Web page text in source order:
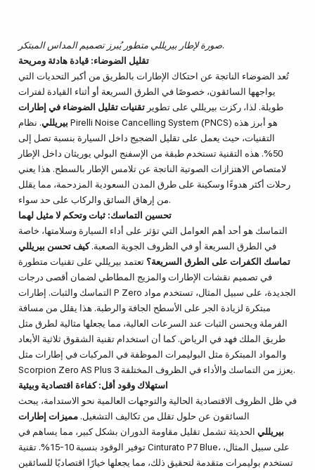
صورة لإطار بيريللي متطور يُبرز تصميم المداس المبتكر.
تقليل الضوضاء: قيادة هادئة ومريحة
تُعد الضوضاء الناتجة عن احتكاك الإطارات بالطريق من أكبر التحديات التي
يواجهها السائقون، خصوصًا في الطرق السريعة أو أثناء القيادة لفترات
طويلة. لذا، ركزت بيريللي على تطويرتقنيات تقليل الضوضاء في إطارات
بيريللي. نظام Pirelli Noise Cancelling System (PNCS) هو أبرز هذه
التقنيات، حيث يعمل على تقليل الضجيج داخل السيارة بنسبة تصل إلى
50%. هذه التقنية تستخدم طبقة من الإسفنج البولي يوريثان داخل الإطار
لامتصاص الاهتزازات الصوتية الناتجة عن تلامس الإطار بالسطح. هذا يعني
رحلات أكثر هدوءًا وسكينة على طرق المدن السعودية المزدحمة، مما يقلل
من إرهاق السائق والركاب على حد سواء.
تحسين التماسك: ثبات وتحكم لا مثيل لهما
التماسك هو أحد أهم العوامل التي تؤثر على أداء السيارة وسلامتها، خاصة
في الطرق السريعة أو في الظروف الجوية الصعبة.كيف تحسن بيريللي
تماسك الكفرات على الطرق السريعة؟ تعتمد بيريللي على تقنيات متطورة
في تصميم نقشات الإطارات والمزيج المطاطي لضمان أقصى درجات
التماسك والثبات. إطارات P Zero الجديدة، على سبيل المثال، تستخدم مواد
مبتكرة لزيادة الجر على الأسطح الجافة والرطبة. هذا يقلل من مسافة
الفرملة ويحسن الثبات عند السرعات العالية، مما يجعلها مثالية لطرق مثل
طريق الملك فهد في الرياض. كما أن استخدام تقنية الشقوق ثلاثية الأبعاد
والمواد المبتكرة مثل البوليمرات الموظفة في المركبات في إطارات مثل
Scorpion Zero AS Plus 3 يعزز من التماسك والأداء في الظروف المختلفة.
استهلاك وقود أقل: كفاءة اقتصادية وبيئية
في ظل الظروف الاقتصادية الحالية والتوجهات العالمية نحو الاستدامة، يبحث
السائقون عن حلول تقلل من تكاليف التشغيل.مميزات إطارات
بيريللي الحديثة تشمل تقليل مقاومة الدوران بشكل كبير، مما يساهم في
توفير الوقود بنسبة 10-15%. تقنية Cinturato P7 Blue، على سبيل المثال،
تستخدم بوليمرات متقدمة لتحقيق ذلك، مما يجعلها خيارًا اقتصاديًا للسائقين